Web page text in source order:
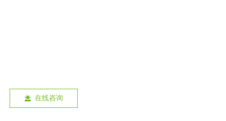
끤 在线咨询